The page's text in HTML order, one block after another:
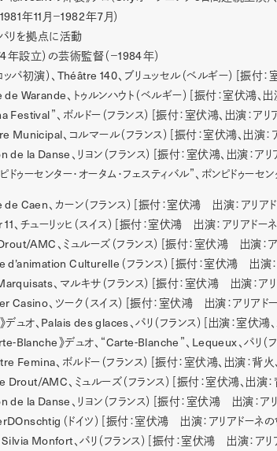
1981年11 月−1982年7月）
リを拠点に活動
年設立）の芸術監督（−1984年）
ッパ初演）、 Théâtre 140、ブリュッセル（ベルギー）［振付
de Warande、トゥルンハウト（ベルギー）［振付：室伏鴻、
Festival”、ボルドー（フランス）［振付：室伏鴻、出演：アリ
Municipal、コルマール（フランス）［振付：室伏鴻、出演：
de la Danse 、リヨン（フランス）［振付：室伏鴻、出演：ア
ドゥーセンター・オータム・フェスティバル”、ポンピドゥーセ
de Caen、カーン（フランス）［振付：室伏鴻 出演：アリア
、チューリッヒ（スイス）［振付：室伏鴻 出演：アリアドー
AMC 、ミュルーズ（フランス）［振付：室伏鴻 出演：
d’animation Culturelle （フランス）［振付：室伏鴻 出演
、マルキサ（フランス）［振付：室伏鴻 出演：ア
Casino、ツーク（スイス）［振付：室伏鴻 出演：アリアド
》デュオ、 Palais des glaces、パリ（フランス）［出演：室伏鴻
Blanche》デュオ、“Carte-Blanche ”、 Lequeux、パリ
Femina、ボルドー（フランス）［振付：室伏鴻、出演：背火
Drout/AMC、ミュルーズ（フランス）［振付：室伏鴻、出演
de la Danse 、リヨン（フランス）［振付：室伏鴻 出演：ア
（ドイツ）［振付：室伏鴻 出演：アリアドーネの
Monfort、パリ（フランス）［振付：室伏鴻 出演：アリ